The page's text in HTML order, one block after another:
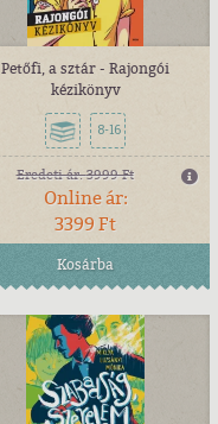
Petőfi, a sztár - Rajongói
kézikönyv
8-16
Eredeti ár:3999 Ft
Online ár:
3399 Ft
Kosárba